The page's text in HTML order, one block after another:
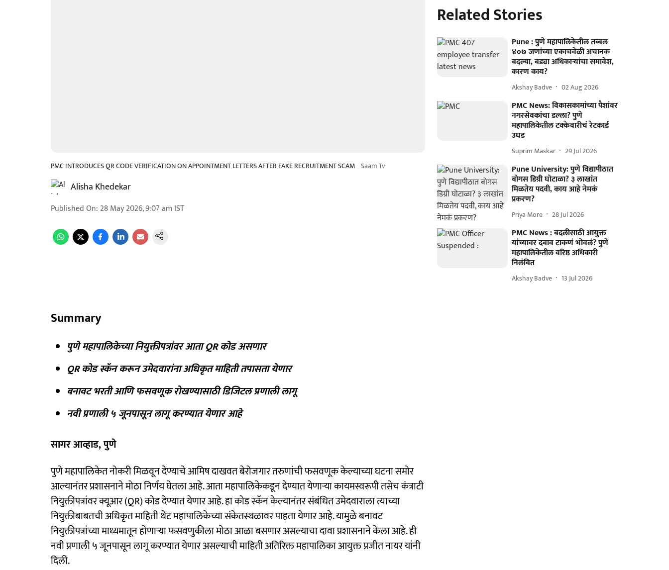
PMC INTRODUCES QR CODE VERIFICATION ON APPOINTMENT LETTERS AFTER FAKE RECRUITMENT SCAM Saam Tv
Alisha Khedekar
Published On: 28 May 2026, 9:07 am IST
Summary
पुणे महापालिकेच्या नियुक्तीपत्रांवर आता QR कोड असणार
QR कोड स्कॅन करून उमेदवारांना अधिकृत माहिती तपासता येणार
बनावट भरती आणि फसवणूक रोखण्यासाठी डिजिटल प्रणाली लागू
नवी प्रणाली ५ जूनपासून लागू करण्यात येणार आहे
सागर आव्हाड, पुणे
पुणे महापालिकेत नोकरी मिळवून देण्याचे आमिष दाखवत बेरोजगार तरुणांची फसवणूक केल्याच्या घटना समोर
आल्यानंतर प्रशासनाने मोठा निर्णय घेतला आहे. आता महापालिकेकडून देण्यात येणाऱ्या कायमस्वरूपी तसेच कंत्राटी
नियुक्तीपत्रांवर क्यूआर (QR) कोड देण्यात येणार आहे. हा कोड स्कॅन केल्यानंतर संबंधित उमेदवाराला त्याच्या
नियुक्तीबाबतची अधिकृत माहिती थेट महापालिकेच्या संकेतस्थळावर पाहता येणार आहे. यामुळे बनावट
नियुक्तीपत्रांच्या माध्यमातून होणाऱ्या फसवणुकीला मोठा आळा बसणार असल्याचा दावा प्रशासनाने केला आहे. ही
नवी प्रणाली ५ जूनपासून लागू करण्यात येणार असल्याची माहिती अतिरिक्त महापालिका आयुक्त प्रजीत नायर यांनी
दिली.
Related Stories
Pune : पुणे महापालिकेतील तब्बल
४०७ जणांच्या एकाचवेळी अचानक
बदल्या, बड्या अधिकाऱ्यांचा समावेश,
कारण काय?
Akshay Badve 02 Aug 2026
PMC News: विकासकामांच्या पैशांवर
नगरसेवकांचा डल्ला? पुणे
महापालिकेतील टक्केवारीचं रेटकार्ड
उघड
Suprim Maskar 29 Jul 2026
Pune University: पुणे विद्यापीठात
बोगस डिग्री घोटाळा? ३ लाखांत
मिळतेय पदवी, काय आहे नेमकं
प्रकरण?
Priya More 28 Jul 2026
PMC News : बदलीसाठी आयुक्त
यांच्यावर दबाव टाकणं भोवलं? पुणे
महापालिकेतील वरिष्ठ अधिकारी
निलंबित
Akshay Badve 13 Jul 2026